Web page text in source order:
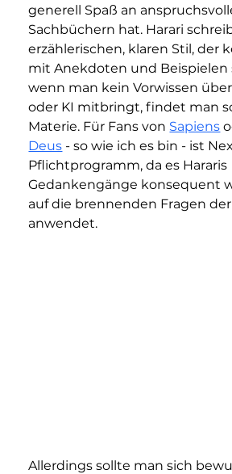
generell Spaß an
Sachbüchern hat. Harari
erzählerischen, klaren Stil, der
mit Anekdoten und Beispielen
wenn man kein Vorwissen
oder KI mitbringt, findet man
Materie. Für Fans von Sapiens
Deus - so wie ich es bin - ist
Pflichtprogramm, da es Hararis
Gedankengänge konsequent
auf die brennenden Fragen
anwendet.
Allerdings sollte man sich